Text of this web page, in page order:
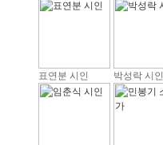
표연분 시인 박성락 시인